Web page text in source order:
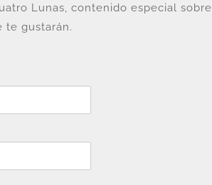
Lunas, contenido especial sobre
te gustarán.